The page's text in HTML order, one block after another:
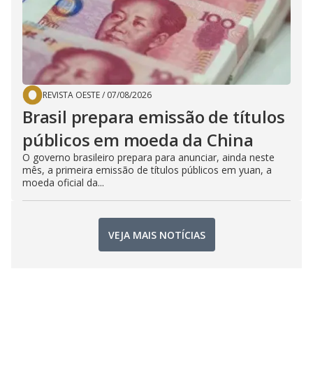
REVISTA OESTE/ 07/08/2026
Brasil prepara emissão de títulos
públicos em moeda da China
O governo brasileiro prepara para anunciar, ainda neste
mês, a primeira emissão de títulos públicos em yuan, a
moeda oficial da...
VEJA MAIS NOTÍCIAS